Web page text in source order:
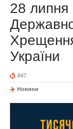
28 липня
України
847
Новини